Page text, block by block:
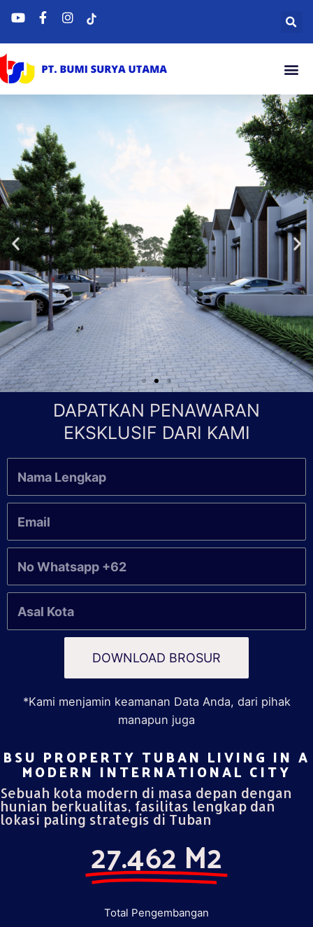
DAPATKAN PENAWARAN
EKSKLUSIF DARI KAMI
DOWNLOAD BROSUR
*Kami menjamin keamanan Data Anda, dari pihak
manapun juga
BSU PROPERTY TUBAN LIVING IN A
MODERN INTERNATIONAL CITY​
Sebuah kota modern di masa depan dengan
hunian berkualitas, fasilitas lengkap dan
lokasi paling strategis di Tuban
27.462 M2
Total Pengembangan